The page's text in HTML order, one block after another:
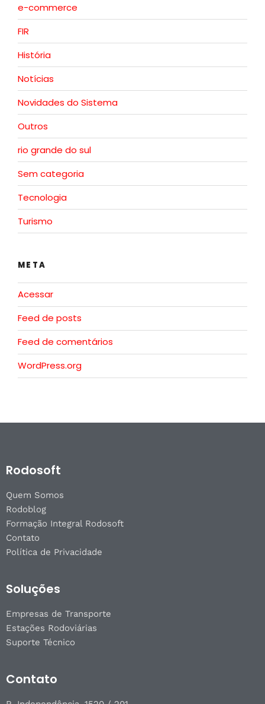
e-commerce
FIR
História
Notícias
Novidades do Sistema
Outros
rio grande do sul
Sem categoria
Tecnologia
Turismo
META
Acessar
Feed de posts
Feed de comentários
WordPress.org
Rodosoft
Quem Somos
Rodoblog
Formação Integral Rodosoft
Contato
Política de Privacidade
Soluções
Empresas de Transporte
Estações Rodoviárias
Suporte Técnico
Contato